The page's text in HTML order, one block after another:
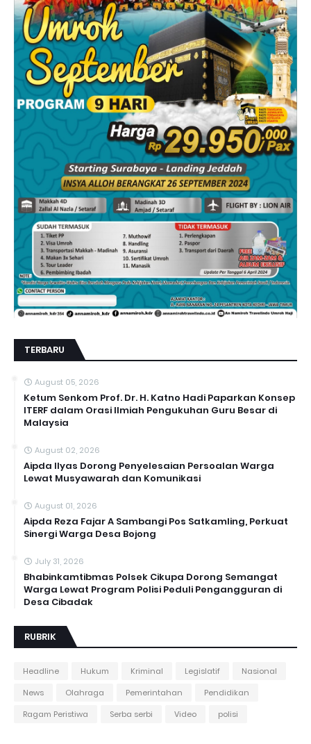
TERBARU
August 05, 2026
Ketum Senkom Prof. Dr. H. Katno Hadi Paparkan Konsep
ITERF dalam Orasi Ilmiah Pengukuhan Guru Besar di
Malaysia
August 02, 2026
Aipda Ilyas Dorong Penyelesaian Persoalan Warga
Lewat Musyawarah dan Komunikasi
August 01, 2026
Aipda Reza Fajar A Sambangi Pos Satkamling, Perkuat
Sinergi Warga Desa Bojong
July 31, 2026
Bhabinkamtibmas Polsek Cikupa Dorong Semangat
Warga Lewat Program Polisi Peduli Pengangguran di
Desa Cibadak
RUBRIK
Headline Hukum Kriminal Legislatif
Nasional
News
Olahraga Pemerintahan
Pendidikan
Ragam Peristiwa
Serba serbi Video polisi